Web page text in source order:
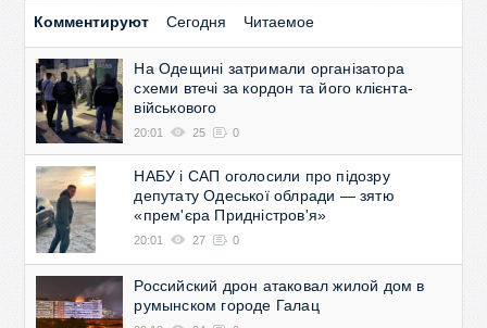
Комментируют Сегодня Читаемое
На Одещині затримали організатора
схеми втечі за кордон та його клієнта-
військового
20:01 25 0
НАБУ і САП оголосили про підозру
депутату Одеської облради — зятю
«прем'єра Придністров'я»
20:01 27 0
Российский дрон атаковал жилой дом в
румынском городе Галац